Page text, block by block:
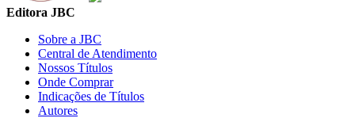
Editora JBC
Sobre a JBC
Central de Atendimento
Nossos Títulos
Onde Comprar
Indicações de Títulos
Autores